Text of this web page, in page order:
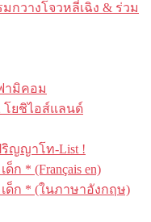
มกวางโจวหลี่เฉิง & ร่วม
ามิคอม
โยชิไอส์แลนด์
ริญญาโท-List !
ก * (Français en)
ด็ก * (ในภาษาอังกฤษ)